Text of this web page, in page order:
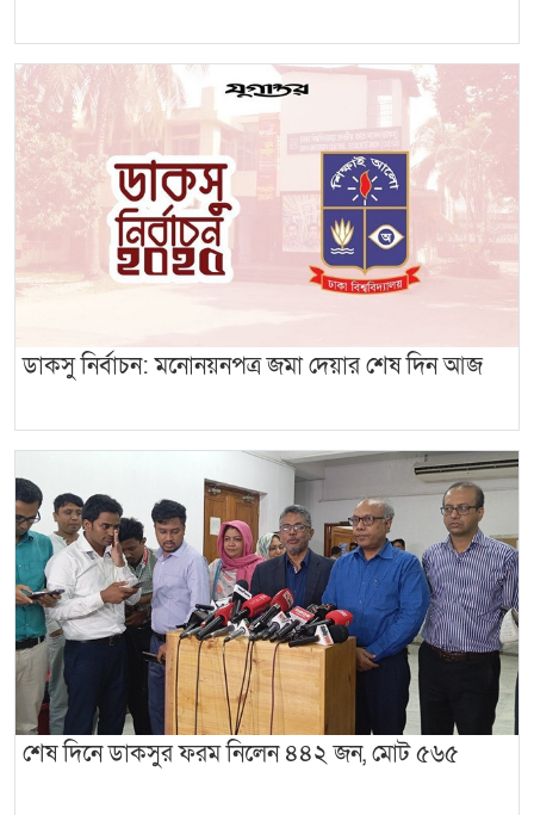
ডাকসু নির্বাচন: মনোনয়নপত্র জমা দেয়ার শেষ দিন আজ
শেষ দিনে ডাকসুর ফরম নিলেন ৪৪২ জন, মোট ৫৬৫